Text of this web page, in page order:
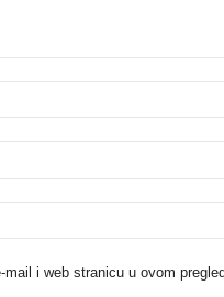
i web stranicu u ovom